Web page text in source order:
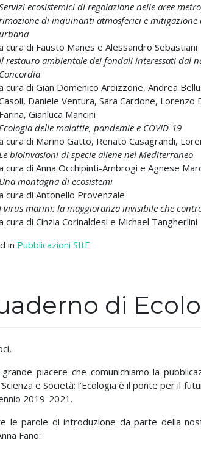
ecosistemici di regolazione nelle aree
di inquinanti atmosferici e mitigazione
cura di Fausto Manes e Alessandro Sebastiani
restauro ambientale dei fondali interessati dal
Concordia
cura di Gian Domenico Ardizzone, Andrea
Daniele Ventura, Sara Cardone, Lorenzo
Farina, Gianluca Mancini
delle malattie, pandemie e COVID-19
cura di Marino Gatto, Renato Casagrandi,
bioinvasioni di specie aliene nel Mediterraneo
cura di Anna Occhipinti-Ambrogi e Agnese
Una montagna di ecosistemi
cura di Antonello Provenzale
virus marini: la maggioranza invisibile che
cura di Cinzia Corinaldesi e Michael Tangherlini
in Pubblicazioni SItE
di
piacere che comunichiamo la
e Società: l’Ecologia è il ponte per il
2019-2021.
le parole di introduzione da parte della
Fano: